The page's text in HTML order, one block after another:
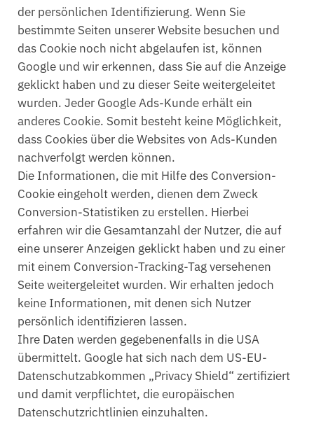
der persönlichen Identifizierung. Wenn Sie
bestimmte Seiten unserer Website besuchen und
das Cookie noch nicht abgelaufen ist, können
Google und wir erkennen, dass Sie auf die Anzeige
geklickt haben und zu dieser Seite weitergeleitet
wurden. Jeder Google Ads-Kunde erhält ein
anderes Cookie. Somit besteht keine Möglichkeit,
dass Cookies über die Websites von Ads-Kunden
nachverfolgt werden können.
Die Informationen, die mit Hilfe des Conversion-
Cookie eingeholt werden, dienen dem Zweck
Conversion-Statistiken zu erstellen. Hierbei
erfahren wir die Gesamtanzahl der Nutzer, die auf
eine unserer Anzeigen geklickt haben und zu einer
mit einem Conversion-Tracking-Tag versehenen
Seite weitergeleitet wurden. Wir erhalten jedoch
keine Informationen, mit denen sich Nutzer
persönlich identifizieren lassen.
Ihre Daten werden gegebenenfalls in die USA
übermittelt. Google hat sich nach dem US-EU-
Datenschutzabkommen „Privacy Shield“ zertifiziert
und damit verpflichtet, die europäischen
Datenschutzrichtlinien einzuhalten.